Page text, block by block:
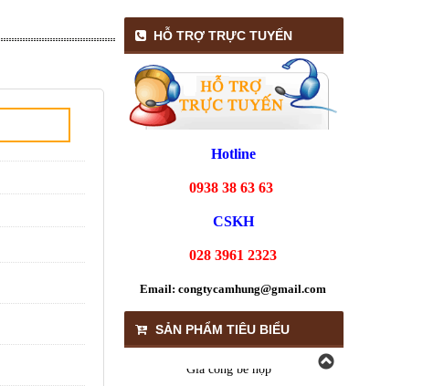
HỖ TRỢ TRỰC TUYẾN
Hotline
0938 38 63 63
CSKH
028 3961 2323
Email: congtycamhung@gmail.com
SẢN PHẨM TIÊU BIỂU
In tờ rơi
Gia công bế hộp
Gia công bế hộp